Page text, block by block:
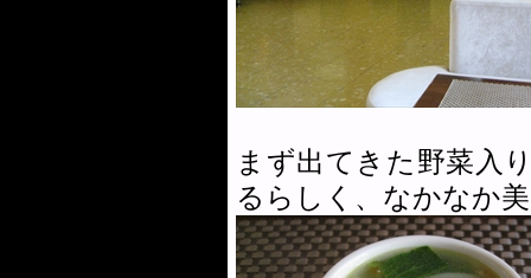
まず出てきた野菜入
るらしく、なかなか